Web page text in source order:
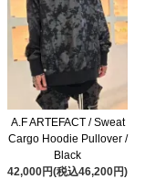
A.F ARTEFACT / Sweat
Cargo Hoodie Pullover /
Black
42,000円(税込46,200円)